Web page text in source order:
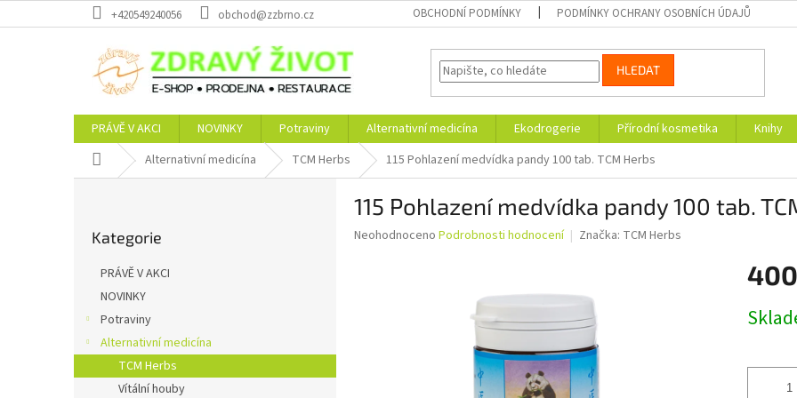
na
+420549240056 obchod@zzbrno.cz OBCHODNÍ PODMÍNKY PODMÍNKY OCHRANY OSOBNÍCH ÚDAJŮ
HLEDAT
PRÁVĚ V AKCI NOVINKY Potraviny Alternativní medicína Ekodrogerie Přírodní kosmetika Knihy
Domů Alternativní medicína TCM Herbs 115 Pohlazení medvídka pandy 100 tab. TCM Herbs
a
kategorie
Kategorie
PRÁVĚ V AKCI
NOVINKY
Potraviny
Alternativní medicína
TCM Herbs
Vítální houby
115 Pohlazení medvídka pandy 100 tab.
Průměrné
Neohodnoceno Podrobnosti hodnocení Značka: TCM Herbs
cena: